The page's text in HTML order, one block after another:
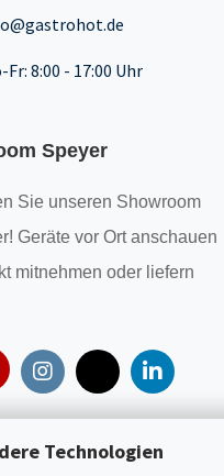
Technologien
Fr: 8:00 - 17:00 Uhr
Speyer
Sie unseren Showroom
Geräte vor Ort anschauen
mitnehmen oder liefern